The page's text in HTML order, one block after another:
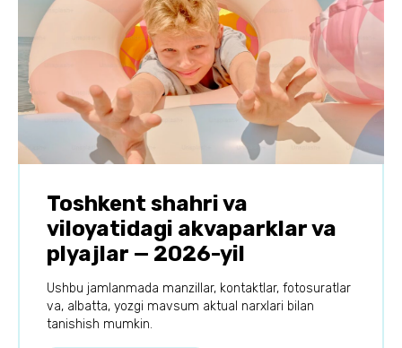
Toshkent shahri va
viloyatidagi akvaparklar va
plyajlar — 2026-yil
Ushbu jamlanmada manzillar, kontaktlar, fotosuratlar
va, albatta, yozgi mavsum aktual narxlari bilan
tanishish mumkin.